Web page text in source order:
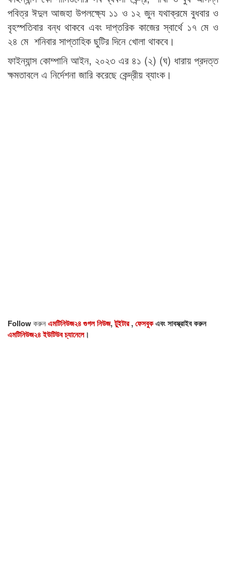
পবিত্র ঈদুল আজহা উপলক্ষ্যে ১১ ও ১২ জুন যথাক্রমে বুধবার ও
বৃহস্পতিবার বন্ধ থাকবে এবং দাপ্তরিক কাজের স্বার্থে ১৭ মে ও
২৪ মে শনিবার সাপ্তাহিক ছুটির দিনে খোলা থাকবে।
ফাইন্যান্স কোম্পানি আইন, ২০২৩ এর ৪১ (২) (ঘ) ধারায় প্রদত্ত
ক্ষমতাবলে এ নির্দেশনা জারি করেছে কেন্দ্রীয় ব্যাংক।
Followকরুনএমটিনিউজ২৪ গুগল নিউজ,টুইটার,ফেসবুকএবং সাবস্ক্রাইব করুন
এমটিনিউজ২৪ ইউটিউব চ্যানেলে।